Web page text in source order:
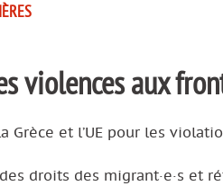
violences aux
Grèce et l’UE pour les
droits des migrant·e·s et